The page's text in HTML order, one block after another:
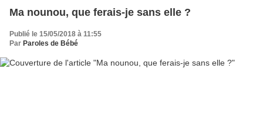
Ma nounou, que ferais-je sans elle ?
Publié le 15/05/2018 à 11:55
Par Paroles de Bébé